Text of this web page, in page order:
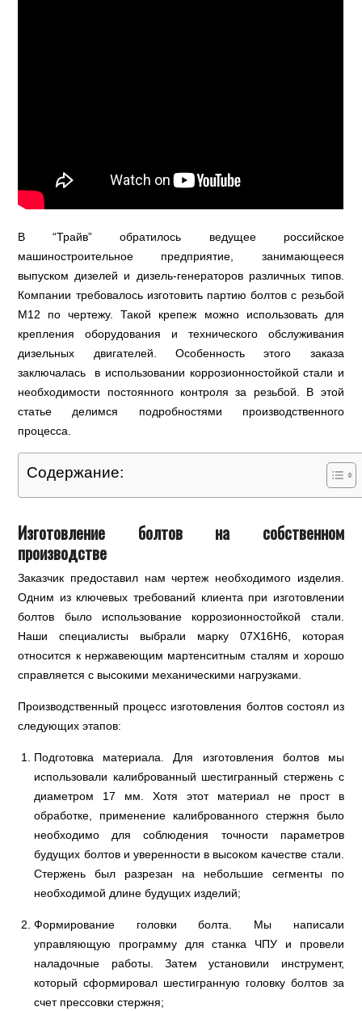
В “Трайв” обратилось ведущее российское
машиностроительное предприятие, занимающееся
выпуском дизелей и дизель-генераторов различных типов.
Компании требовалось изготовить партию болтов с резьбой
М12 по чертежу. Такой крепеж можно использовать для
крепления оборудования и технического обслуживания
дизельных двигателей. Особенность этого заказа
заключалась в использовании коррозионностойкой стали и
необходимости постоянного контроля за резьбой. В этой
статье делимся подробностями производственного
процесса.
Содержание:
Изготовление болтов на собственном
производстве
Заказчик предоставил нам чертеж необходимого изделия.
Одним из ключевых требований клиента при изготовлении
болтов было использование коррозионностойкой стали.
Наши специалисты выбрали марку 07Х16Н6, которая
относится к нержавеющим мартенситным сталям и хорошо
справляется с высокими механическими нагрузками.
Производственный процесс изготовления болтов состоял из
следующих этапов:
Подготовка материала. Для изготовления болтов мы
использовали калиброванный шестигранный стержень с
диаметром 17 мм. Хотя этот материал не прост в
обработке, применение калиброванного стержня было
необходимо для соблюдения точности параметров
будущих болтов и уверенности в высоком качестве стали.
Стержень был разрезан на небольшие сегменты по
необходимой длине будущих изделий;
Формирование головки болта. Мы написали
управляющую программу для станка ЧПУ и провели
наладочные работы. Затем установили инструмент,
который сформировал шестигранную головку болтов за
счет прессовки стержня;